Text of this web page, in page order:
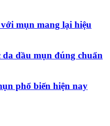
mụn mang lại hiệu
da dầu mụn đúng chuẩn
phổ biến hiện nay